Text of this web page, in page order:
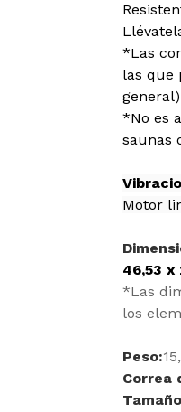
*Las
las que
*No es
saunas
Motor
46,53 x
*Las
los
Peso:
Correa